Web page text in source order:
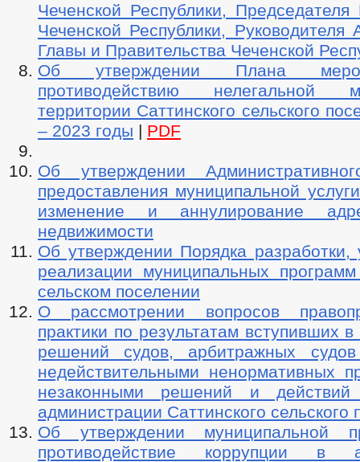
Чеченской Республики, Председателя
Чеченской Республики, Руководителя
Главы и Правительства Чеченской
Об утверждении Плана
противодействию нелегальной
территории Саттинского сельского
– 2023 годы | PDF
Об утверждении
предоставления муниципальной
изменение и аннулирование
недвижимости
Об утверждении Порядка разработки,
реализации муниципальных
сельском поселении
О рассмотрении вопросов
практики по результатам вступивших
решений судов, арбитражных
недействительными ненормативных
незаконными решений и действий
администрации Саттинского сельского
Об утверждении муниципальной
противодействие коррупции в